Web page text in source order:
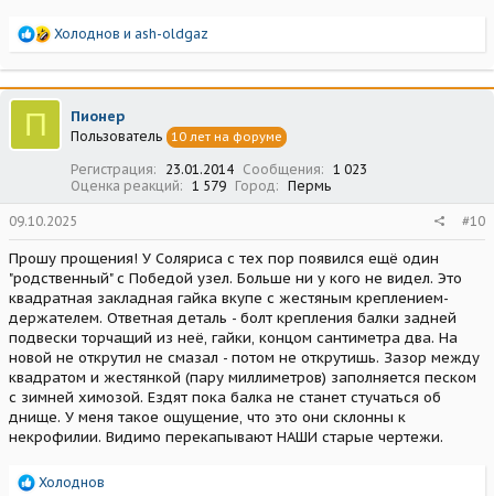
Р
а
к
ц
Холоднов и ash-oldgaz
П Пионер
Пользователь 10 лет на форуме
Регистрация 23.01.2014 Сообщения
1 023
Оценка реакций
1 579 Город Пермь
09.10.2025 #10
Прошу прощения! У Соляриса с тех пор появился ещё один
"родственный" с Победой узел. Больше ни у кого не видел. Это
квадратная закладная гайка вкупе с жестяным креплением-
держателем. Ответная деталь - болт крепления балки задней
подвески торчащий из неё, гайки, концом сантиметра два. На
новой не открутил не смазал - потом не открутишь. Зазор между
квадратом и жестянкой (пару миллиметров) заполняется песком
с зимней химозой. Ездят пока балка не станет стучаться об
днище. У меня такое ощущение, что это они склонны к
некрофилии. Видимо перекапывают НАШИ старые чертежи.
Р
Холоднов